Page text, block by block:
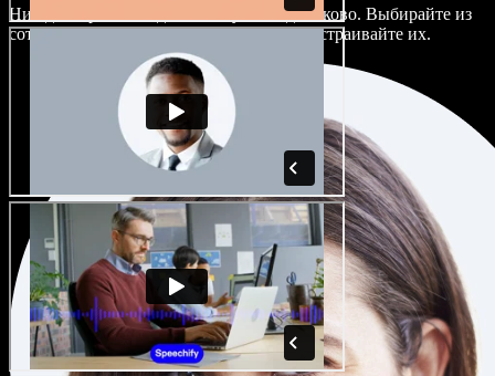
Ни один проект не должен звучать одинаково. Выбирайте из
сотен ИИ‑голосов и акцентов и тонко настраивайте их.